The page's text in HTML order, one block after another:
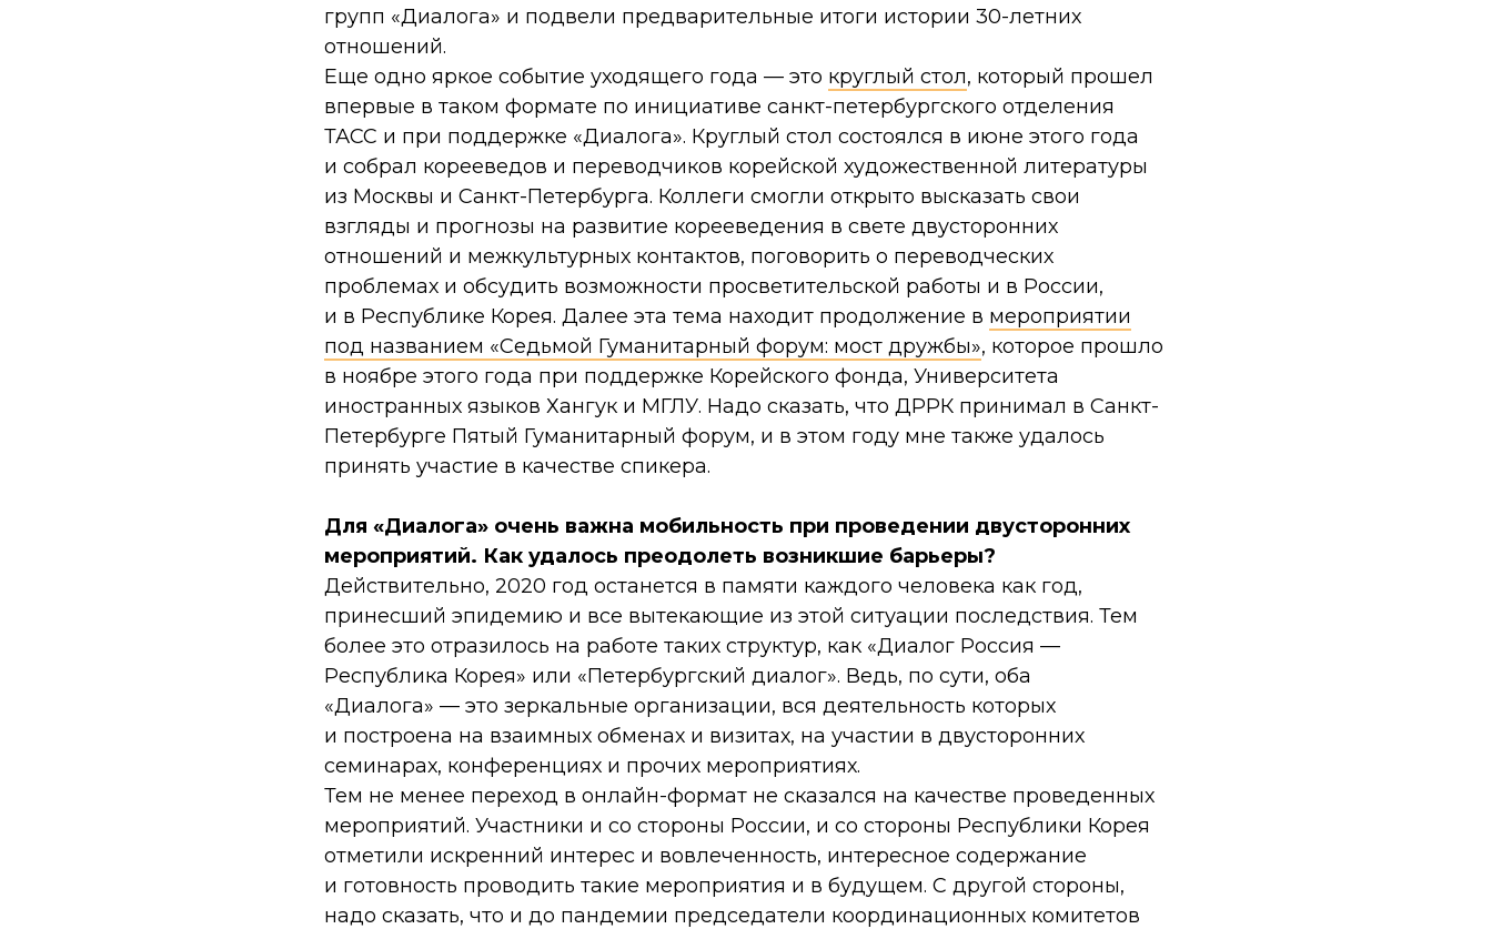
групп «Диалога» и подвели предварительные итоги истории 30-летних
отношений.
Еще одно яркое событие уходящего года — это круглый стол, который прошел
впервые в таком формате по инициативе санкт-петербургского отделения
ТАСС и при поддержке «Диалога». Круглый стол состоялся в июне этого года
и собрал корееведов и переводчиков корейской художественной литературы
из Москвы и Санкт-Петербурга. Коллеги смогли открыто высказать свои
взгляды и прогнозы на развитие корееведения в свете двусторонних
отношений и межкультурных контактов, поговорить о переводческих
проблемах и обсудить возможности просветительской работы и в России,
и в Республике Корея. Далее эта тема находит продолжение в мероприятии
под названием «Седьмой Гуманитарный форум: мост дружбы», которое прошло
в ноябре этого года при поддержке Корейского фонда, Университета
иностранных языков Хангук и МГЛУ. Надо сказать, что ДРРК принимал в Санкт-
Петербурге Пятый Гуманитарный форум, и в этом году мне также удалось
принять участие в качестве спикера.
Для «Диалога» очень важна мобильность при проведении двусторонних
мероприятий. Как удалось преодолеть возникшие барьеры?
Действительно, 2020 год останется в памяти каждого человека как год,
принесший эпидемию и все вытекающие из этой ситуации последствия. Тем
более это отразилось на работе таких структур, как «Диалог Россия —
Республика Корея» или «Петербургский диалог». Ведь, по сути, оба
«Диалога» — это зеркальные организации, вся деятельность которых
и построена на взаимных обменах и визитах, на участии в двусторонних
семинарах, конференциях и прочих мероприятиях.
Тем не менее переход в онлайн-формат не сказался на качестве проведенных
мероприятий. Участники и со стороны России, и со стороны Республики Корея
отметили искренний интерес и вовлеченность, интересное содержание
и готовность проводить такие мероприятия и в будущем. С другой стороны,
надо сказать, что и до пандемии председатели координационных комитетов